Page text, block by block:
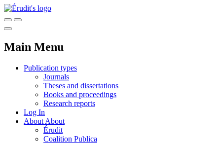
Main Menu
Publication types
Journals
Theses and dissertations
Books and proceedings
Research reports
Log In
About About
Érudit
Coalition Publica